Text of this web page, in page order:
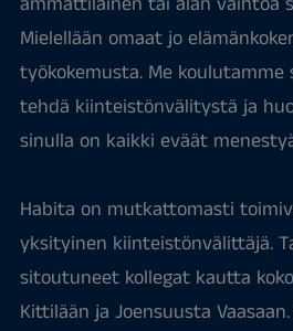
Mielellään omaat jo
työkokemusta. Me
tehdä kiinteistönvälitystä ja
sinulla on kaikki eväät
Habita on mutkattomasti
yksityinen kiinteistönvälittäjä.
sitoutuneet kollegat kautta
Kittilään ja Joensuusta